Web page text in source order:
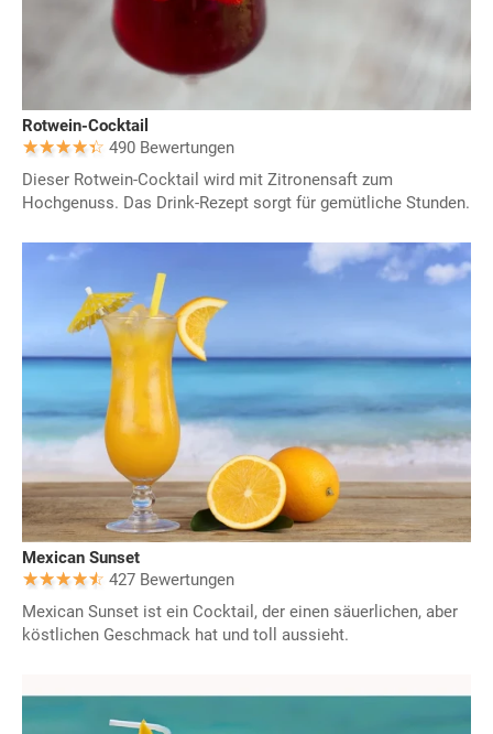
Rotwein-Cocktail
490 Bewertungen
Dieser Rotwein-Cocktail wird mit Zitronensaft zum
Hochgenuss. Das Drink-Rezept sorgt für gemütliche Stunden.
Mexican Sunset
427 Bewertungen
Mexican Sunset ist ein Cocktail, der einen säuerlichen, aber
köstlichen Geschmack hat und toll aussieht.